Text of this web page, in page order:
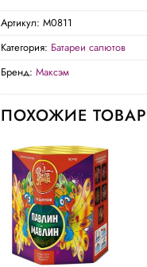
Артикул: M0811
Категория: Батареи салютов
Бренд: Максэм
ПОХОЖИЕ